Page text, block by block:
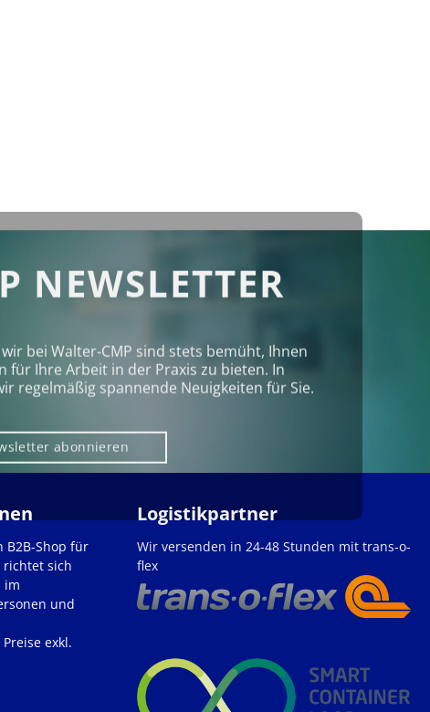
NEWSLETTER
bei Walter‑CMP sind stets bemüht, Ihnen
für Ihre Arbeit in der Praxis zu bieten. In
regelmäßig spannende Neuigkeiten für Sie.
abonnieren
B2B-Shop für
richtet sich
im
und
exkl.
Logistikpartner
Wir versenden in 24-48 Stunden mit trans-o-
flex